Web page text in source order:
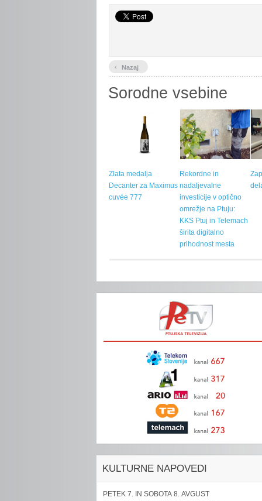
‹ Nazaj
Sorodne vsebine
Zlata medalja
Decanter za Maximus
cuvée 777
Rekordne in
nadaljevalne
investicije v optično
omrežje na Ptuju:
KKS Ptuj in Telemach
širita digitalno
prihodnost mesta
KULTURNE NAPOVEDI
PETEK 7. IN SOBOTA 8. AVGUST